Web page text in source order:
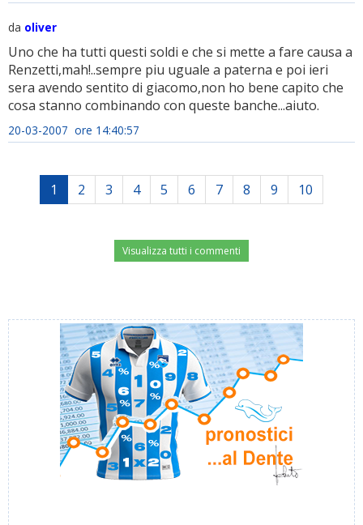
da oliver
Uno che ha tutti questi soldi e che si mette a fare causa a
Renzetti,mah!..sempre piu uguale a paterna e poi ieri
sera avendo sentito di giacomo,non ho bene capito che
cosa stanno combinando con queste banche...aiuto.
20-03-2007 ore 14:40:57
1 2 3 4 5 6 7 8 9 10
Visualizza tutti i commenti